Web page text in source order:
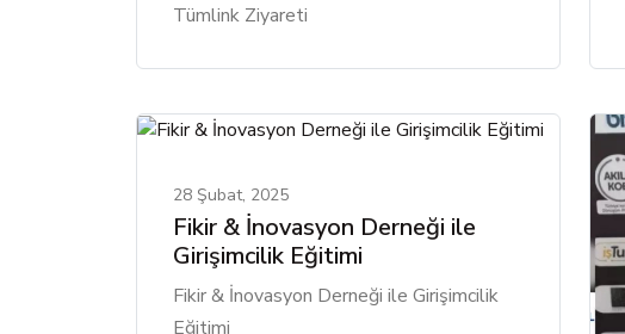
Tümlink Ziyareti
28 Şubat, 2025
Fikir & İnovasyon Derneği ile
Girişimcilik Eğitimi
Fikir & İnovasyon Derneği ile Girişimcilik
Eğitimi